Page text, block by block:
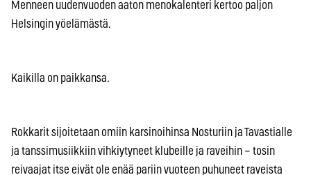
Menneen uudenvuoden aaton menokalenteri kertoo paljon
Helsingin yöelämästä.
Kaikilla on paikkansa.
Rokkarit sijoitetaan omiin karsinoihinsa Nosturiin ja Tavastialle
ja tanssimusiikkiin vihkiytyneet klubeille ja raveihin – tosin
reivaajat itse eivät ole enää pariin vuoteen puhuneet raveista